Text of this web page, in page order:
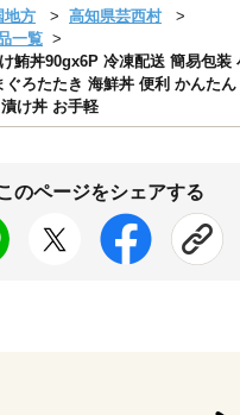
地方
高知県芸西村
一覧
鮪丼90gx6P 冷凍配送 簡易包装
ろたたき 海鮮丼 便利 かんた
け丼 お手軽
のページをシェアする